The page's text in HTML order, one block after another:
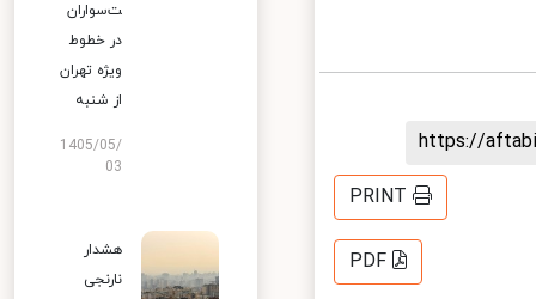
https://
PRINT
PDF
ت‌سواران
در خطوط
ویژه تهران
از شنبه
1405/05/
03
هشدار
نارنجی